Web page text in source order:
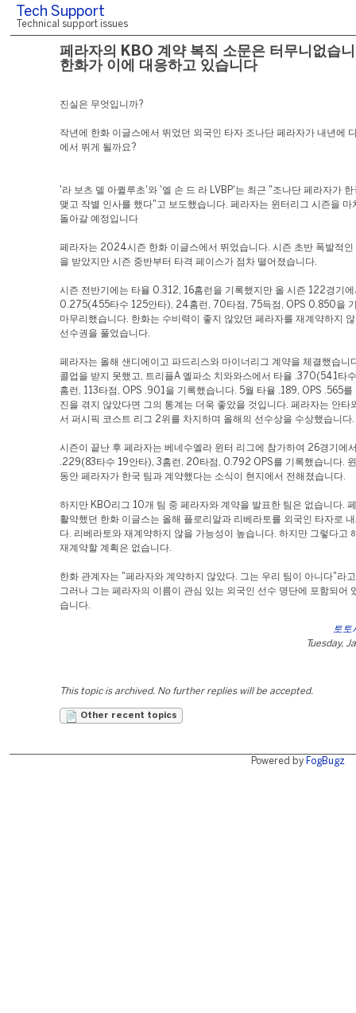
Tech Support
Technical support issues
페라자의 KBO 계약 복직 소문은 터무니없습
한화가 이에 대응하고 있습니다
진실은 무엇입니까?
작년에 한화 이글스에서 뛰었던 외국인 타자 조나단 페라자가 내년에
에서 뛰게 될까요?
'라 보츠 델 아퀼루초'와 '엘 손 드 라 LVBP'는 최근 "조나단 페라자가
맺고 작별 인사를 했다"고 보도했습니다. 페라자는 윈터리그 시즌을 마
돌아갈 예정입니다
페라자는 2024시즌 한화 이글스에서 뛰었습니다. 시즌 초반 폭발적인
을 받았지만 시즌 중반부터 타격 페이스가 점차 떨어졌습니다.
시즌 전반기에는 타율 0.312, 16홈런을 기록했지만 올 시즌 122경기에
0.275(455타수 125안타), 24홈런, 70타점, 75득점, OPS 0.850을
마무리했습니다. 한화는 수비력이 좋지 않았던 페라자를 재계약하지
선수권을 풀었습니다.
페라자는 올해 샌디에이고 파드리스와 마이너리그 계약을 체결했습니
콜업을 받지 못했고, 트리플A 엘파소 치와와스에서 타율 .370(541타
홈런, 113타점, OPS .901을 기록했습니다. 5월 타율 .189, OPS .565를
진을 겪지 않았다면 그의 통계는 더욱 좋았을 것입니다. 페라자는 안타
서 퍼시픽 코스트 리그 2위를 차지하며 올해의 선수상을 수상했습니다.
시즌이 끝난 후 페라자는 베네수엘라 윈터 리그에 참가하여 26경기에
.229(83타수 19안타), 3홈런, 20타점, 0.792 OPS를 기록했습니다.
동안 페라자가 한국 팀과 계약했다는 소식이 현지에서 전해졌습니다.
하지만 KBO리그 10개 팀 중 페라자와 계약을 발표한 팀은 없습니다.
활약했던 한화 이글스는 올해 플로리알과 리베라토를 외국인 타자로
다. 리베라토와 재계약하지 않을 가능성이 높습니다. 하지만 그렇다고
재계약할 계획은 없습니다.
한화 관계자는 "페라자와 계약하지 않았다. 그는 우리 팀이 아니다"라
그러나 그는 페라자의 이름이 관심 있는 외국인 선수 명단에 포함되어
습니다.
토토
Tuesday,
This topic is archived. No further replies will be accepted.
Other recent topics
Powered by FogBugz